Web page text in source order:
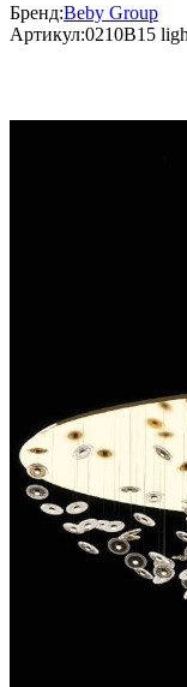
Бренд:Beby Group
Артикул:0210B15